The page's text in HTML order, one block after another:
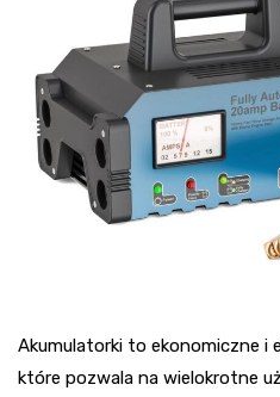
Akumulatorki to ekonomiczne i
które pozwala na wielokrotne